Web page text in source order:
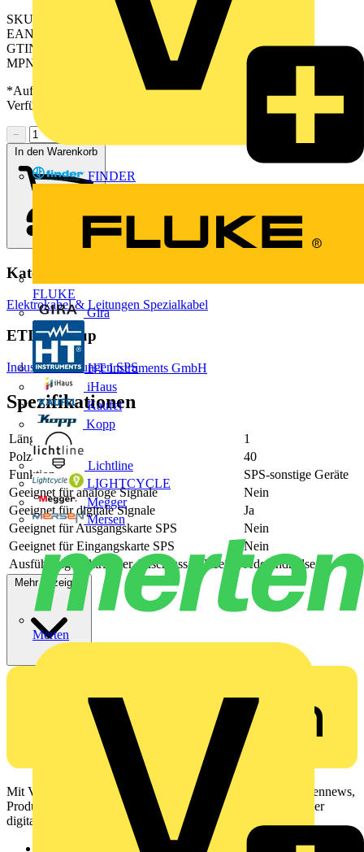
FINDER
FLUKE
Gira
HT Instruments GmbH
iHaus
Kaufel
Kopp
Lichtline
LIGHTCYCLE
Megger
Mersen
Merten
SKU: 2579210010
EAN: 04099986601338
GTIN: 04099986601338
MPN: PAC-S1500-UNIU-V1-1M
*Auf Anfrage verfügbar - bitte in den Warenkorb legen, um
Verfügbarkeit zu prüfen
−
In den Warenkorb
Kategorien
Elektrokabel & Leitungen Spezialkabel
ETIM Group
Industriesteuerungen SPS
Spezifikationen
Länge
1
Polzahl
40
Funktion
SPS-sonstige Geräte
Geeignet für analoge Signale
Nein
Geeignet für digitale Signale
Ja
Geeignet für Ausgangskarte SPS
Nein
Geeignet für Eingangskarte SPS
Nein
Ausführung elektrischer Anschluss, feldseitig
Aderendhülse
Mehr anzeigen
Mit Voltimum erhalten Elektrofachkräfte Zugang zu Branchennews,
Produktinformationen, Schulungen und Tools – alles auf einer
digitalen Plattform und Community.